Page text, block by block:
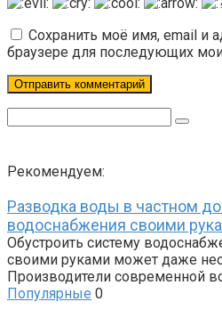
Сохранить моё имя, email и
браузере для последующих
Рекомендуем:
Разводка воды в частном
водоснабжения своими
Обустроить систему
своими руками может даже
Производители современной
Популярные 0